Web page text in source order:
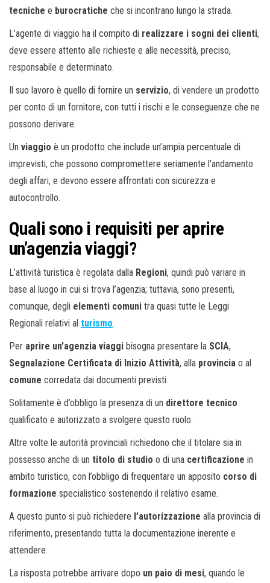
tecniche e burocratiche che si incontrano lungo la strada.
L’agente di viaggio ha il compito di realizzare i sogni dei clienti,
deve essere attento alle richieste e alle necessità, preciso,
responsabile e determinato.
Il suo lavoro è quello di fornire un servizio, di vendere un prodotto
per conto di un fornitore, con tutti i rischi e le conseguenze che ne
possono derivare.
Un viaggio è un prodotto che include un’ampia percentuale di
imprevisti, che possono compromettere seriamente l’andamento
degli affari, e devono essere affrontati con sicurezza e
autocontrollo.
Quali sono i requisiti per aprire
un’agenzia viaggi?
L’attività turistica è regolata dalla Regioni, quindi può variare in
base al luogo in cui si trova l’agenzia; tuttavia, sono presenti,
comunque, degli elementi comuni tra quasi tutte le Leggi
Regionali relativi al turismo.
Per aprire un’agenzia viaggi bisogna presentare la SCIA,
Segnalazione Certificata di Inizio Attività, alla provincia o al
comune corredata dai documenti previsti.
Solitamente è d’obbligo la presenza di un direttore tecnico
qualificato e autorizzato a svolgere questo ruolo.
Altre volte le autorità provinciali richiedono che il titolare sia in
possesso anche di un titolo di studio o di una certificazione in
ambito turistico, con l’obbligo di frequentare un apposito corso di
formazione specialistico sostenendo il relativo esame.
A questo punto si può richiedere l’autorizzazione alla provincia di
riferimento, presentando tutta la documentazione inerente e
attendere.
La risposta potrebbe arrivare dopo un paio di mesi, quando le